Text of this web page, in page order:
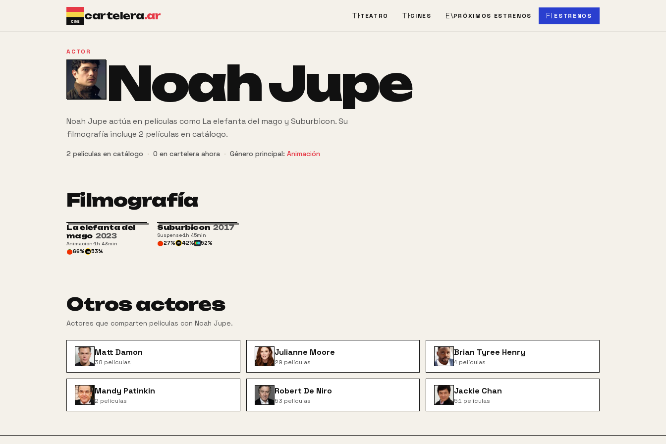
Ir al contenido principal
cartelera.ar THEATER_COMEDY
TEATRO THEATERS
CINES EVENT_UPCOMING
PRÓXIMOS ESTRENOS FIBER_NEW
ESTRENOS
ACTOR
Noah Jupe
Noah Jupe actúa en películas como La elefanta del mago y Suburbicon. Su
filmografía incluye 2 películas en catálogo.
2 películas en catálogo · 0 en cartelera ahora · Género principal:Animación
Filmografía
La elefanta del
mago 2023
Animación·1h 43min
66% m 53%
Suburbicon 2017
Suspense·1h 45min
27% m 42% 52%
Otros actores
Actores que comparten películas con Noah Jupe.
Matt Damon
38 películas
Julianne Moore
29 películas
Brian Tyree Henry
4 películas
Mandy Patinkin
2 películas
Robert De Niro
53 películas
Jackie Chan
51 películas